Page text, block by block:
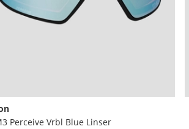
Perceive Vrbl Blue Linser